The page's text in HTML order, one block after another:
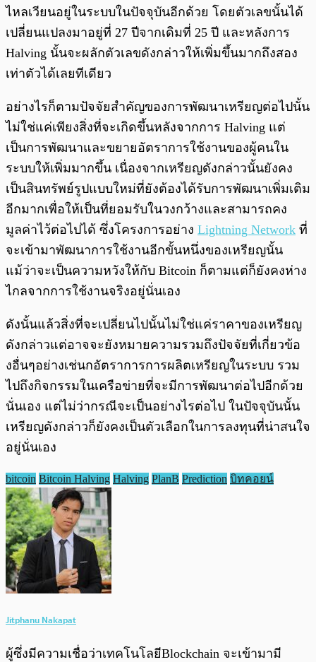
ไหลเวียนอยู่ในระบบในปัจจุบันอีกด้วย โดยตัวเลขนั้นได้
เปลี่ยนแปลงมาอยู่ที่ 27 ปีจากเดิมที่ 25 ปี และหลังการ
Halving นั้นจะผลักตัวเลขดังกล่าวให้เพิ่มขึ้นมากถึงสอง
เท่าตัวได้เลยทีเดียว
อย่างไรก็ตามปัจจัยสำคัญของการพัฒนาเหรียญต่อไปนั้น
ไม่ใช่แค่เพียงสิ่งที่จะเกิดขึ้นหลังจากการ Halving แต่
เป็นการพัฒนาและขยายอัตราการใช้งานของผู้คนใน
ระบบให้เพิ่มมากขึ้น เนื่องจากเหรียญดังกล่าวนั้นยังคง
เป็นสินทรัพย์รูปแบบใหม่ที่ยังต้องได้รับการพัฒนาเพิ่มเติม
อีกมากเพื่อให้เป็นที่ยอมรับในวงกว้างและสามารถคง
มูลค่าไว้ต่อไปได้ ซึ่งโครงการอย่าง Lightning Network ที่
จะเข้ามาพัฒนาการใช้งานอีกขั้นหนึ่งของเหรียญนั้น
แม้ว่าจะเป็นความหวังให้กับ Bitcoin ก็ตามแต่ก็ยังคงห่าง
ไกลจากการใช้งานจริงอยู่นั่นเอง
ดังนั้นแล้วสิ่งที่จะเปลี่ยนไปนั้นไม่ใช่แค่ราคาของเหรียญ
ดังกล่าวแต่อาจจะยังหมายความรวมถึงปัจจัยที่เกี่ยวข้อ
งอื่นๆอย่างเช่นกอัตราการการผลิตเหรียญในระบบ รวม
ไปถึงกิจกรรมในเครือข่ายที่จะมีการพัฒนาต่อไปอีกด้วย
นั่นเอง แต่ไม่ว่ากรณีจะเป็นอย่างไรต่อไป ในปัจจุบันนั้น
เหรียญดังกล่าวก็ยังคงเป็นตัวเลือกในการลงทุนที่น่าสนใจ
อยู่นั่นเอง
bitcoin Bitcoin Halving Halving PlanB Prediction บิทคอยน์
Jitphanu Nakapat
ผู้ซึ่งมีความเชื่อว่าเทคโนโลยีBlockchain จะเข้ามามี